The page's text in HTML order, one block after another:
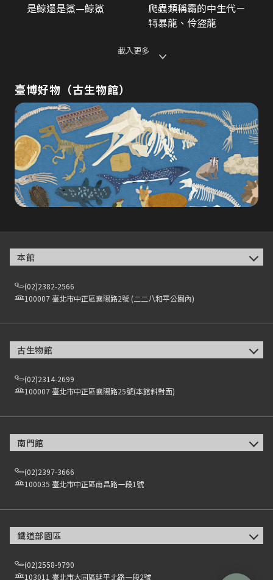
是鯨還是鯊—鯨鯊
爬蟲類稱霸的中生代－
特暴龍、伶盜龍
載入更多
臺博好物（古生物館）
本館
(02)2382-2566
100007 臺北市中正區襄陽路2號 (二二八和平公園內)
古生物館
(02)2314-2699
100007 臺北市中正區襄陽路25號(本館斜對面)
南門館
(02)2397-3666
100035 臺北市中正區南昌路一段1號
鐵道部園區
(02)2558-9790
103011 臺北市大同區延平北路一段2號